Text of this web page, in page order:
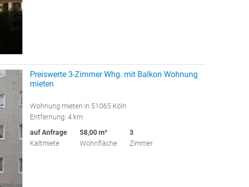
Preiswerte 3-Zimmer Whg. mit Balkon Wohnung
mieten
Wohnung mieten in 51065 Köln
Entfernung: 4 km
auf Anfrage
Kaltmiete
58,00 m²
Wohnfläche
3
Zimmer